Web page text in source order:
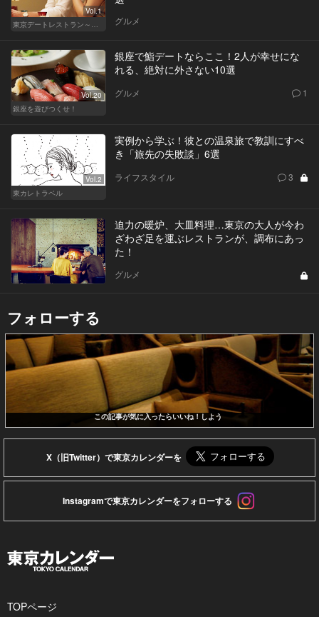
Vol.1
グルメ
Vol.20
銀座を遊びつくせ！
銀座で鮨デートならここ！2人が幸せにな
れる、絶対に外さない10選
グルメ 1
Vol.2
東カレトラベル
実例から学ぶ！彼との温泉旅で教訓にすべ
き「旅先の失敗談」6選
ライフスタイル 3
迫力の暖炉、大皿料理…東京の大人が今わ
ざわざ足を運ぶレストランが、調布にあっ
た！
グルメ
フォローする
この記事が気に入ったらいいね！しよう
X（旧Twitter）で東京カレンダーを
Instagramで東京カレンダーをフォローする
TOPページ